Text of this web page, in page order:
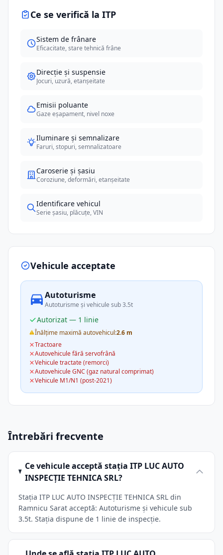
Ce se verifică la ITP
Sistem de frânare
Eficacitate, stare tehnică frâne
Direcție și suspensie
Jocuri, uzură, etanșeitate
Emisii poluante
Gaze eșapament, nivel noxe
Iluminare și semnalizare
Faruri, stopuri, semnalizatoare
Caroserie și șasiu
Coroziune, deformări, etanșeitate
Identificare vehicul
Serie șasiu, plăcuțe, VIN
Vehicule acceptate
Autoturisme
Autoturisme și vehicule sub 3.5t
Autorizat — 1 linie
Înălțime maximă autovehicul:2.6 m
Tractoare
Autovehicule fără servofrână
Vehicule tractate (remorci)
Autovehicule GNC (gaz natural comprimat)
Vehicule M1/N1 (post-2021)
Întrebări frecvente
Ce vehicule acceptă stația ITP LUC AUTO
INSPECŢIE TEHNICA SRL?
Stația ITP LUC AUTO INSPECŢIE TEHNICA SRL din
Ramnicu Sarat acceptă: Autoturisme și vehicule sub
3.5t. Stația dispune de 1 linie de inspecție.